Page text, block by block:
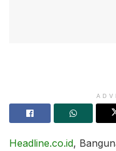
Headline.co.id,